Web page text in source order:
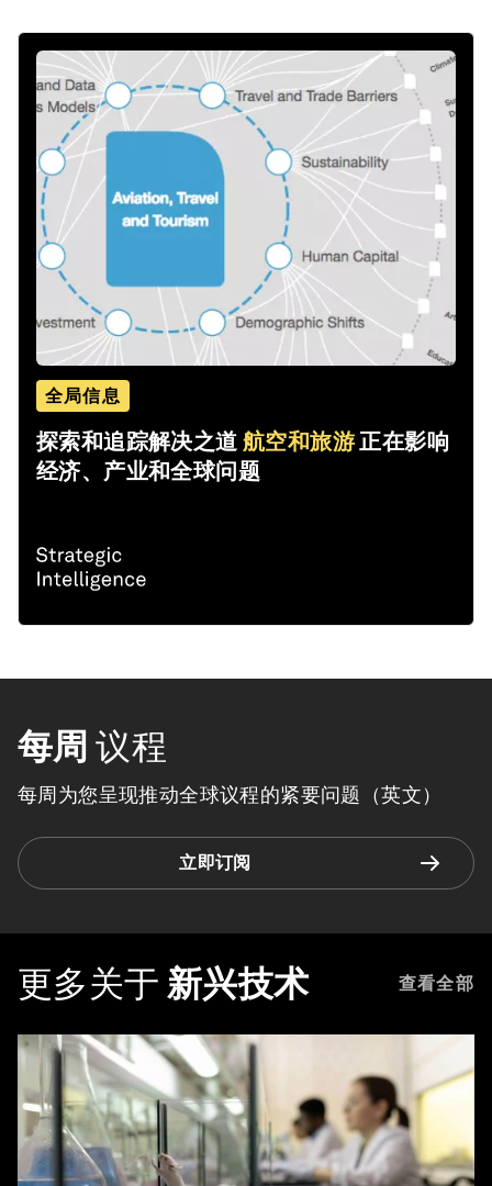
全局信息
探索和追踪解决之道航空和旅游正在影响
经济、产业和全球问题
每周 议程
每周为您呈现推动全球议程的紧要问题（英文）
立即订阅
更多关于 新兴技术 查看全部